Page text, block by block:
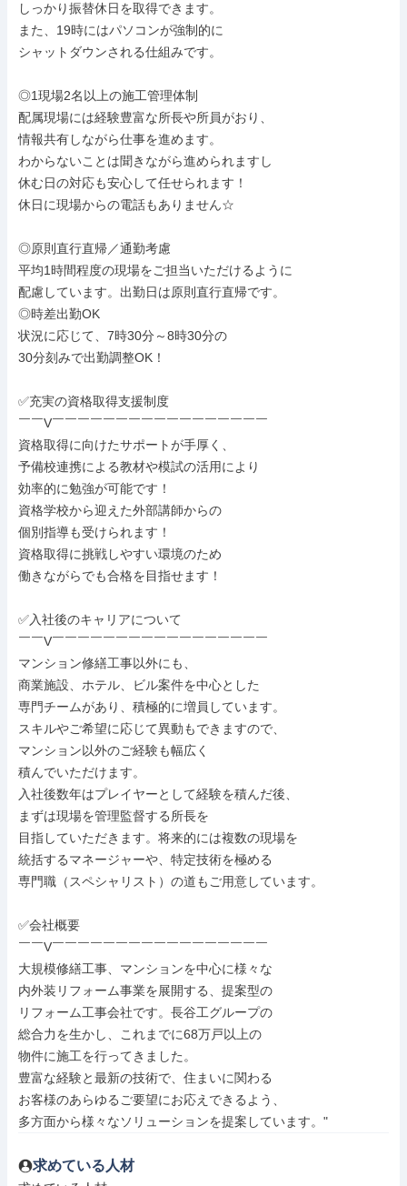
しっかり振替休日を取得できます。
また、19時にはパソコンが強制的に
シャットダウンされる仕組みです。
◎1現場2名以上の施工管理体制
配属現場には経験豊富な所長や所員がおり、
情報共有しながら仕事を進めます。
わからないことは聞きながら進められますし
休む日の対応も安心して任せられます！
休日に現場からの電話もありません☆
◎原則直行直帰／通勤考慮
平均1時間程度の現場をご担当いただけるように
配慮しています。出勤日は原則直行直帰です。
◎時差出勤OK
状況に応じて、7時30分～8時30分の
30分刻みで出勤調整OK！
✅充実の資格取得支援制度
￣￣V￣￣￣￣￣￣￣￣￣￣￣￣￣￣￣￣￣
資格取得に向けたサポートが手厚く、
予備校連携による教材や模試の活用により
効率的に勉強が可能です！
資格学校から迎えた外部講師からの
個別指導も受けられます！
資格取得に挑戦しやすい環境のため
働きながらでも合格を目指せます！
✅入社後のキャリアについて
￣￣V￣￣￣￣￣￣￣￣￣￣￣￣￣￣￣￣￣
マンション修繕工事以外にも、
商業施設、ホテル、ビル案件を中心とした
専門チームがあり、積極的に増員しています。
スキルやご希望に応じて異動もできますので、
マンション以外のご経験も幅広く
積んでいただけます。
入社後数年はプレイヤーとして経験を積んだ後、
まずは現場を管理監督する所長を
目指していただきます。将来的には複数の現場を
統括するマネージャーや、特定技術を極める
専門職（スペシャリスト）の道もご用意しています。
✅会社概要
￣￣V￣￣￣￣￣￣￣￣￣￣￣￣￣￣￣￣￣
大規模修繕工事、マンションを中心に様々な
内外装リフォーム事業を展開する、提案型の
リフォーム工事会社です。長谷工グループの
総合力を生かし、これまでに68万戸以上の
物件に施工を行ってきました。
豊富な経験と最新の技術で、住まいに関わる
お客様のあらゆるご要望にお応えできるよう、
多方面から様々なソリューションを提案しています。"
求めている人材